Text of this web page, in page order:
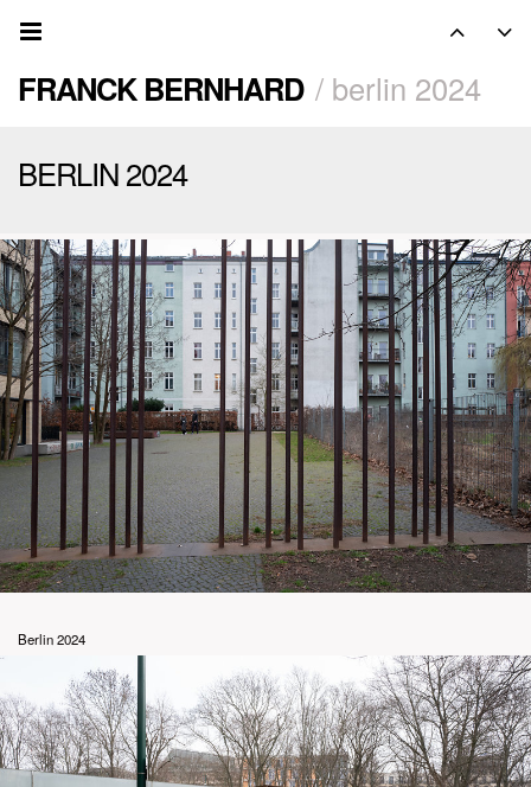
FRANCK BERNHARD / berlin 2024
BERLIN 2024
Berlin 2024